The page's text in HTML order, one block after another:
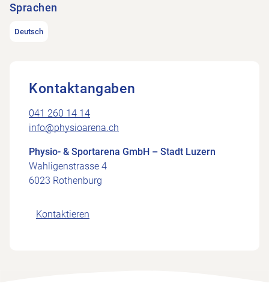
Sprachen
Deutsch
Kontaktangaben
041 260 14 14
info@physioarena.ch
Physio- & Sportarena GmbH – Stadt Luzern
Wahligenstrasse 4
6023 Rothenburg
Kontaktieren